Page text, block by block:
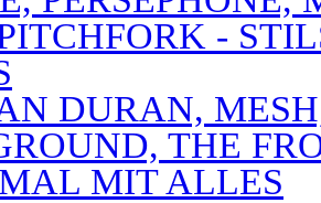
-
DURAN,
THE
MIT ALLES